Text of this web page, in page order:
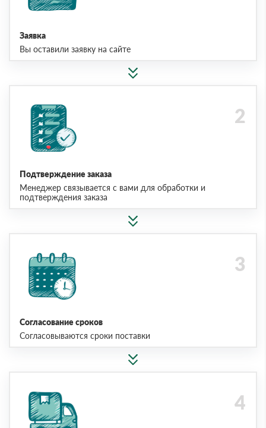
Заявка
Вы оставили заявку на сайте
Подтверждение заказа
Менеджер связывается с вами для обработки и
подтверждения заказа
Согласование сроков
Согласовываются сроки поставки